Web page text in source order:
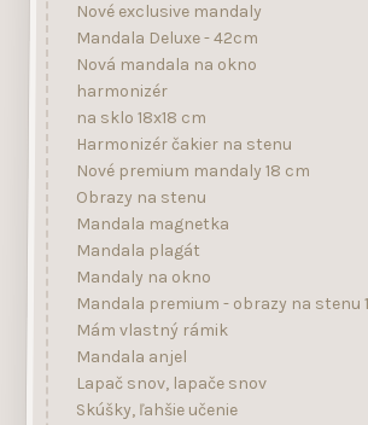
Nové exclusive mandaly
Mandala Deluxe - 42cm
Nová mandala na okno
harmonizér
na sklo 18x18 cm
Harmonizér čakier na stenu
Nové premium mandaly 18 cm
Obrazy na stenu
Mandala magnetka
Mandala plagát
Mandaly na okno
Mandala premium - obrazy na stenu
Mám vlastný rámik
Mandala anjel
Lapač snov, lapače snov
Skúšky, ľahšie učenie